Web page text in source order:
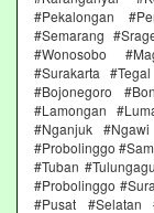
#Pekalongan
#Semarang
#Wonosobo
#Surakarta
#Bojonegoro
#Lamongan
#Nganjuk
#Probolinggo
#Tuban
#Probolinggo
#Pusat #Selatan